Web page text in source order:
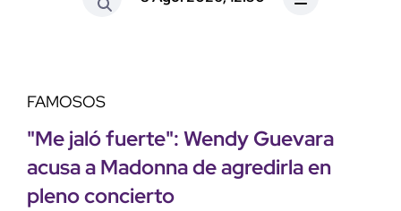
FAMOSOS
"Me jaló fuerte": Wendy Guevara
acusa a Madonna de agredirla en
pleno concierto